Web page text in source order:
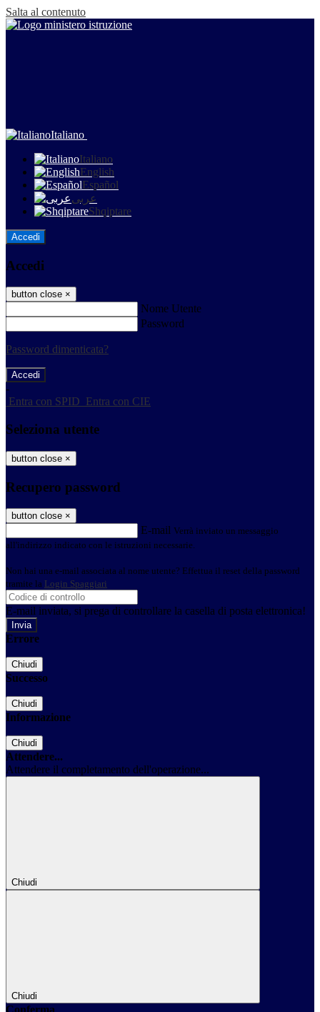
Salta al contenuto
Italiano
Italiano
English
Español
عربى
Shqiptare
Accedi
Accedi
button close ×
Nome Utente
Password
Password dimenticata?
-
Entra con SPID Entra con CIE
Seleziona utente
button close ×
Recupero password
button close ×
E-mail Verrà inviato un messaggio
all'indirizzo indicato con le istruzioni necessarie.
Non hai una e-mail associata al nome utente? Effettua il reset della password
tramite la Login Spaggiari
E-mail inviata, si prega di controllare la casella di posta elettronica!
Errore
Chiudi
Successo
Chiudi
Informazione
Chiudi
Attendere...
Attendere il completamento dell'operazione...
Chiudi
Chiudi